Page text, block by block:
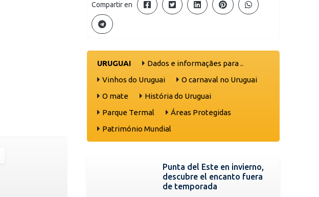
Compartir en
URUGUAI
Dados e informaçães para ..
Vinhos do Uruguai
O carnaval no Uruguai
O mate
História do Uruguai
Parque Termal
Áreas Protegidas
Património Mundial
Punta del Este en invierno,
descubre el encanto fuera
de temporada